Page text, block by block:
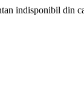
indisponibil din